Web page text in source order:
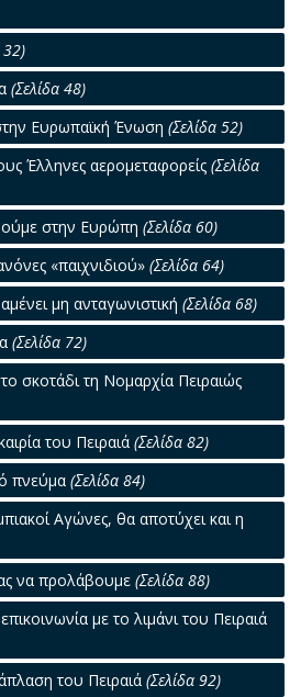
32)
(Σελίδα 48)
Ευρωπαϊκή Ένωση (Σελίδα 52)
Έλληνες αερομεταφορείς (Σελίδα
στην Ευρώπη (Σελίδα 60)
«παιχνιδιού» (Σελίδα 64)
μη ανταγωνιστική (Σελίδα 68)
(Σελίδα 72)
σκοτάδι τη Νομαρχία Πειραιώς
του Πειραιά (Σελίδα 82)
πνεύμα (Σελίδα 84)
Αγώνες, θα αποτύχει και η
να προλάβουμε (Σελίδα 88)
με το λιμάνι του Πειραιά
του Πειραιά (Σελίδα 92)